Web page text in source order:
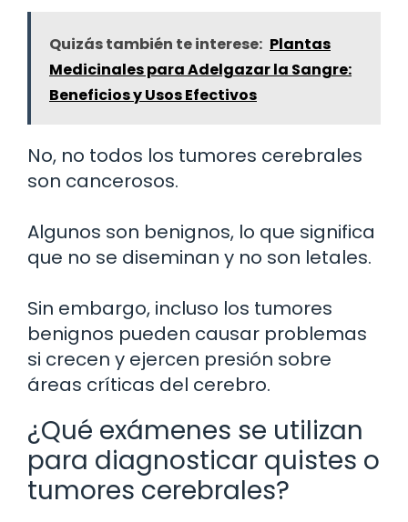
Quizás también te interese: Plantas
Medicinales para Adelgazar la Sangre:
Beneficios y Usos Efectivos
No, no todos los tumores cerebrales
son cancerosos.
Algunos son benignos, lo que significa
que no se diseminan y no son letales.
Sin embargo, incluso los tumores
benignos pueden causar problemas
si crecen y ejercen presión sobre
áreas críticas del cerebro.
¿Qué exámenes se utilizan
para diagnosticar quistes o
tumores cerebrales?